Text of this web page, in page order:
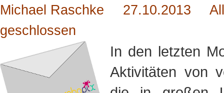
Michael Raschke 27.10.2013
geschlossen
In den letzten
Aktivitäten von